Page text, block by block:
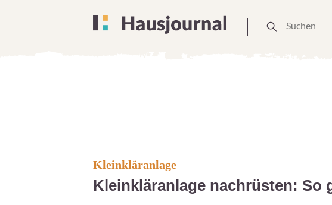
Kleinkläranlage
Kleinkläranlage nachrüsten: So